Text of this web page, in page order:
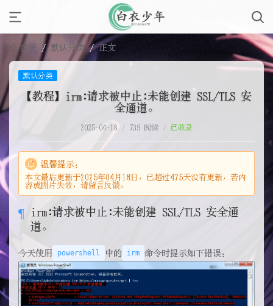
首页 / 默认分类 / 正文
默认分类
【教程】irm:请求被中止:未能创建 SSL/TLS 安
全通道。
2025-04-18 / 739 阅读 / 已收录
温馨提示：
本文最后更新于2025年04月18日，已超过475天没有更新，若内
容或图片失效，请留言反馈。
irm:请求被中止:未能创建 SSL/TLS 安全通
道。
今天使用 powershell 中的 irm 命令时提示如下错误：